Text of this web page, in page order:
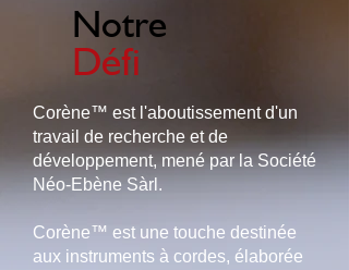
Notre
Défi
Corène™ est l'aboutissement d'un
travail de recherche et de
développement, mené par la Société
Néo-Ebène Sàrl.
Corène™ est une touche destinée
aux instruments à cordes, élaborée